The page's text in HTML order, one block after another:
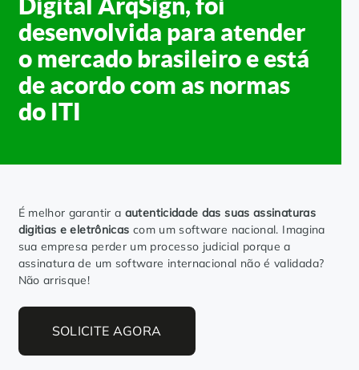
Controle e Organização de Documentos Físicos
Guarda de Documentos
Consultoria Documental
desenvolvida para atender
o mercado brasileiro e está
de acordo com as normas
do ITI
É melhor garantir a autenticidade das suas assinaturas
digitias e eletrônicas com um software nacional. Imagina
sua empresa perder um processo judicial porque a
assinatura de um software internacional não é validada?
Não arrisque!
SOLICITE AGORA